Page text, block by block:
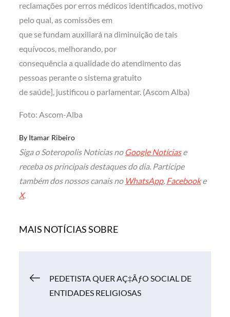
reclamações por erros médicos identificados, motivo
pelo qual, as comissões em
que se fundam auxiliará na diminuição de tais
equívocos, melhorando, por
consequência a qualidade do atendimento das
pessoas perante o sistema gratuito
de saúde], justificou o parlamentar. (Ascom Alba)
Foto: Ascom-Alba
By Itamar Ribeiro
Siga o Soteropolis Noticias no Google Notíciase
receba os principais destaques do dia. Participe
também dos nossos canais no WhatsApp, Facebooke
X.
MAIS NOTÍCIAS SOBRE
Navegação
PEDETISTA QUER AÇ‡ÃƒO SOCIAL DE
ENTIDADES RELIGIOSAS